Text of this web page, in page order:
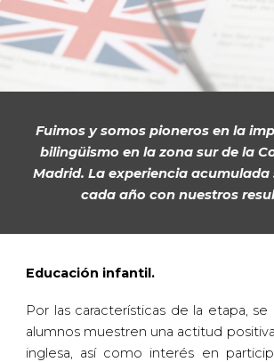
Fuimos y somos pioneros en la
bilingüismo en la zona sur de la
Madrid. La experiencia acumulada
cada año con nuestros
Educación infantil.
Por las características de la etapa,
alumnos muestren una actitud
inglesa, así como interés en